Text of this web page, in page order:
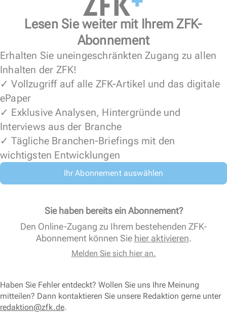
Lesen Sie weiter mit Ihrem ZFK-
Abonnement
Erhalten Sie uneingeschränkten Zugang zu allen
Inhalten der ZFK!
✓ Vollzugriff auf alle ZFK-Artikel und das digitale
ePaper
✓ Exklusive Analysen, Hintergründe und
Interviews aus der Branche
✓ Tägliche Branchen-Briefings mit den
wichtigsten Entwicklungen
Ihr Abonnement auswählen
Sie haben bereits ein Abonnement?
Den Online-Zugang zu Ihrem bestehenden ZFK-
Abonnement können Sie hier aktivieren.
Melden Sie sich hier an.
Haben Sie Fehler entdeckt? Wollen Sie uns Ihre Meinung
mitteilen? Dann kontaktieren Sie unsere Redaktion gerne unter
redaktion@zfk.de.